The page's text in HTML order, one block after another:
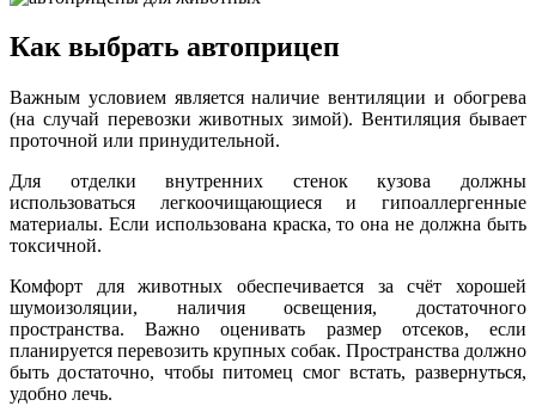
Как выбрать автоприцеп
Важным условием является наличие вентиляции и обогрева
(на случай перевозки животных зимой). Вентиляция бывает
проточной или принудительной.
Для отделки внутренних стенок кузова должны
использоваться легкоочищающиеся и гипоаллергенные
материалы. Если использована краска, то она не должна быть
токсичной.
Комфорт для животных обеспечивается за счёт хорошей
шумоизоляции, наличия освещения, достаточного
пространства. Важно оценивать размер отсеков, если
планируется перевозить крупных собак. Пространства должно
быть достаточно, чтобы питомец смог встать, развернуться,
удобно лечь.